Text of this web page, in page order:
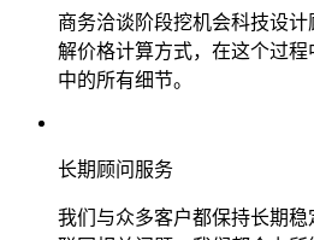
商务洽谈阶段挖机会科技设
解价格计算方式，在这个过
中的所有细节。
长期顾问服务
我们与众多客户都保持长期